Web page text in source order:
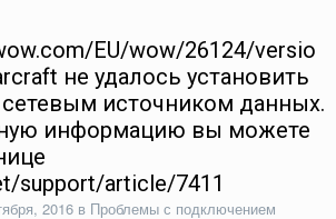
EU/wow/26124/versio
не удалось установить
источником данных.
информацию вы можете
support/article/7411
2016 в Проблемы с подключением